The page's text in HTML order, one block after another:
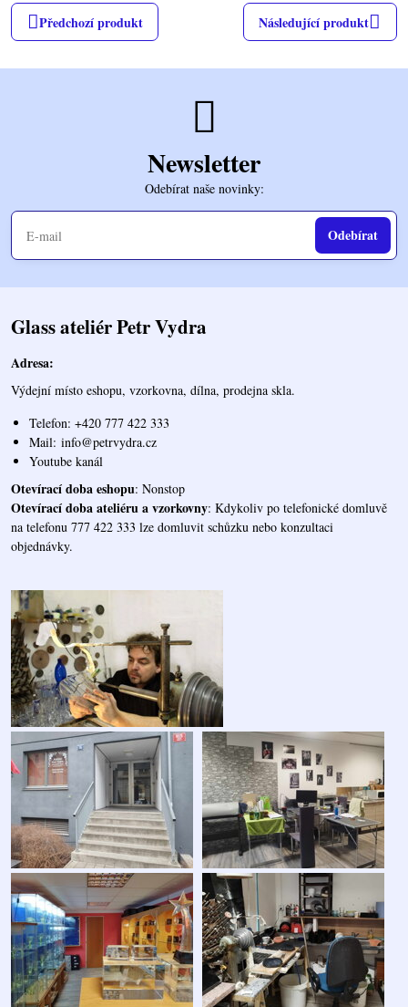
Předchozí produkt Následující produkt
Newsletter
Odebírat naše novinky:
Odebírat
Glass ateliér Petr Vydra
Adresa:
Výdejní místo eshopu, vzorkovna, dílna, prodejna skla.
Telefon: +420 777 422 333
Mail: info@petrvydra.cz
Youtube kanál
Otevírací doba eshopu: Nonstop
Otevírací doba ateliéru a vzorkovny: Kdykoliv po telefonické domluvě
na telefonu 777 422 333 lze domluvit schůzku nebo konzultaci
objednávky.